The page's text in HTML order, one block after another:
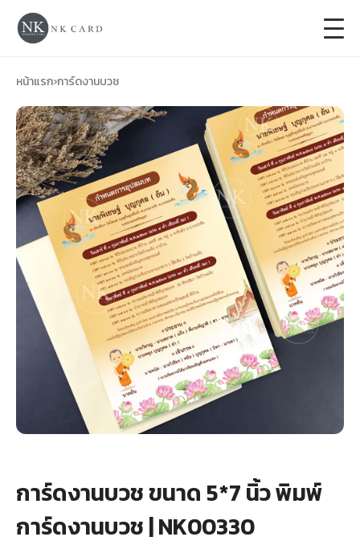
การ์ดแต่งงาน
ของชำร่วยงานแต่ง +
ของรับไหว้
ป้ายของชำร่วยงานแต่ง +
การ์ดงานบวช
การ์ดขึ้นบ้านใหม่
ซองเปล่า
รับพิมพ์หน้าซอง
Wax Seal Sticker | สติกเกอร์ตราครั่งปิดซอง
รีวิว
หน้าแรก›การ์ดงานบวช
การ์ดงานบวช ขนาด 5*7 นิ้ว พิมพ์
การ์ดงานบวช | NK00330